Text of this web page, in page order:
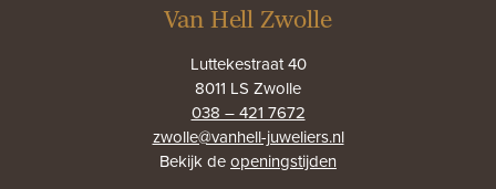
Van Hell Zwolle
Luttekestraat 40
8011 LS Zwolle
038 – 421 7672
zwolle@vanhell-juweliers.nl
Bekijk deopeningstijden